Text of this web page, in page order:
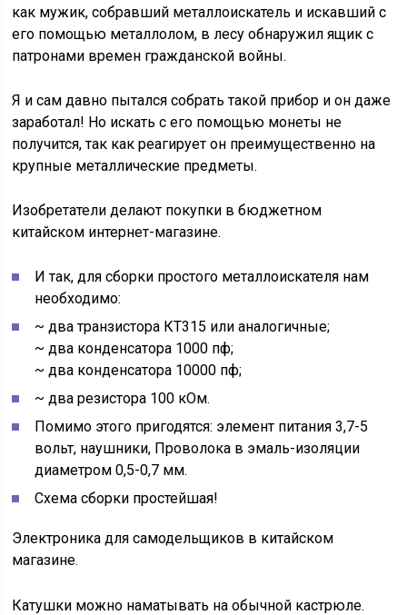
как мужик, собравший металлоискатель и искавший с
его помощью металлолом, в лесу обнаружил ящик с
патронами времен гражданской войны.
Я и сам давно пытался собрать такой прибор и он даже
заработал! Но искать с его помощью монеты не
получится, так как реагирует он преимущественно на
крупные металлические предметы.
Изобретатели делают покупки в бюджетном
китайском интернет-магазине.
И так, для сборки простого металлоискателя нам
необходимо:
~ два транзистора КТ315 или аналогичные;
~ два конденсатора 1000 пф;
~ два конденсатора 10000 пф;
~ два резистора 100 кОм.
Помимо этого пригодятся: элемент питания 3,7-5
вольт, наушники, Проволока в эмаль-изоляции
диаметром 0,5-0,7 мм.
Схема сборки простейшая!
Электроника для самодельщиков в китайском
магазине.
Катушки можно наматывать на обычной кастрюле.